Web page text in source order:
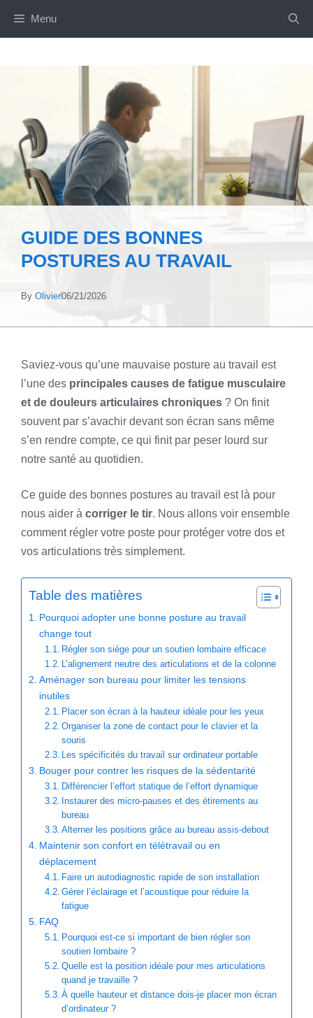
Menu
GUIDE DES BONNES
POSTURES AU TRAVAIL
By Olivier06/21/2026
Saviez-vous qu’une mauvaise posture au travail est
l’une des principales causes de fatigue musculaire
et de douleurs articulaires chroniques ? On finit
souvent par s’avachir devant son écran sans même
s’en rendre compte, ce qui finit par peser lourd sur
notre santé au quotidien.
Ce guide des bonnes postures au travail est là pour
nous aider à corriger le tir. Nous allons voir ensemble
comment régler votre poste pour protéger votre dos et
vos articulations très simplement.
Table des matières
Pourquoi adopter une bonne posture au travail
change tout
Régler son siège pour un soutien lombaire efficace
L’alignement neutre des articulations et de la colonne
Aménager son bureau pour limiter les tensions
inutiles
Placer son écran à la hauteur idéale pour les yeux
Organiser la zone de contact pour le clavier et la
souris
Les spécificités du travail sur ordinateur portable
Bouger pour contrer les risques de la sédentarité
Différencier l’effort statique de l’effort dynamique
Instaurer des micro-pauses et des étirements au
bureau
Alterner les positions grâce au bureau assis-debout
Maintenir son confort en télétravail ou en
déplacement
Faire un autodiagnostic rapide de son installation
Gérer l’éclairage et l’acoustique pour réduire la
fatigue
FAQ
Pourquoi est-ce si important de bien régler son
soutien lombaire ?
Quelle est la position idéale pour mes articulations
quand je travaille ?
À quelle hauteur et distance dois-je placer mon écran
d’ordinateur ?